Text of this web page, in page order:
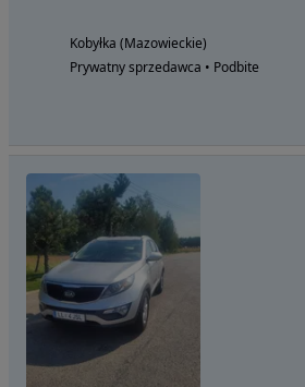
Kobyłka (Mazowieckie)
Prywatny sprzedawca • Podbite